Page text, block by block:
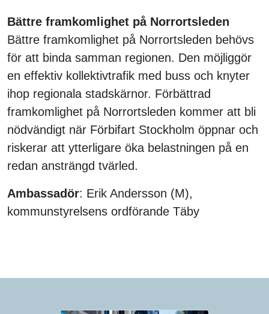
Bättre framkomlighet på Norrortsleden
Bättre framkomlighet på Norrortsleden behövs
för att binda samman regionen. Den möjliggör
en effektiv kollektivtrafik med buss och knyter
ihop regionala stadskärnor. Förbättrad
framkomlighet på Norrortsleden kommer att bli
nödvändigt när Förbifart Stockholm öppnar och
riskerar att ytterligare öka belastningen på en
redan ansträngd tvärled.
Ambassadör: Erik Andersson (M),
kommunstyrelsens ordförande Täby